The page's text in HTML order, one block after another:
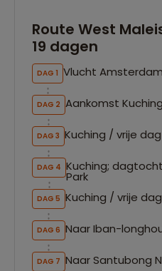
Route West
19 dagen
DAG 1 Vlucht
DAG 2 Aankomst Kuching
DAG 3 Kuching / vrije dag
DAG 4 Kuching;
Park
DAG 5 Kuching / vrije dag
DAG 6 Naar Iban-
DAG 7 Naar Santubong